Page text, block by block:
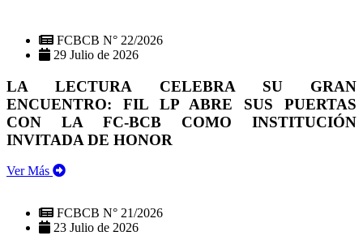
FCBCB N° 22/2026
29 Julio de 2026
LA LECTURA CELEBRA SU GRAN
ENCUENTRO: FIL LP ABRE SUS PUERTAS
CON LA FC-BCB COMO INSTITUCIÓN
INVITADA DE HONOR
Ver Más
FCBCB N° 21/2026
23 Julio de 2026